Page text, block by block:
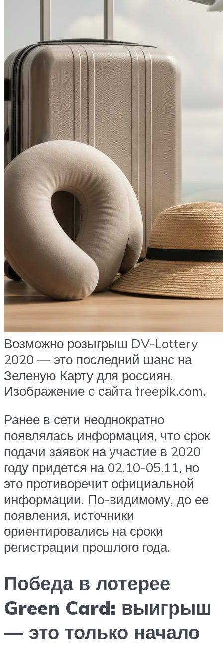
Возможно розыгрыш DV-Lottery
2020 — это последний шанс на
Зеленую Карту для россиян.
Изображение с сайта freepik.com.
Ранее в сети неоднократно
появлялась информация, что срок
подачи заявок на участие в 2020
году придется на 02.10-05.11, но
это противоречит официальной
информации. По-видимому, до ее
появления, источники
ориентировались на сроки
регистрации прошлого года.
Победа в лотерее
Green Card: выигрыш
— это только начало